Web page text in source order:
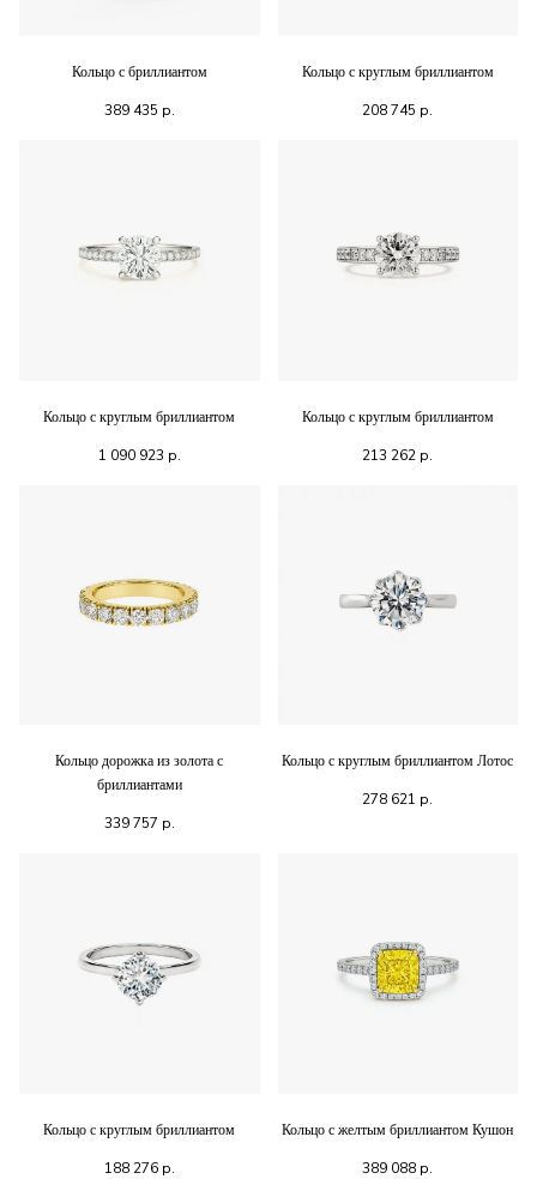
Кольцо с бриллиантом
389 435 р.
Кольцо с круглым бриллиантом
208 745 р.
Кольцо с круглым бриллиантом
1 090 923 р.
Кольцо с круглым бриллиантом
213 262 р.
Кольцо дорожка из золота с
бриллиантами
339 757 р.
Кольцо с круглым бриллиантом Лотос
278 621 р.
Кольцо с круглым бриллиантом
188 276р.
Кольцо с желтым бриллиантом Кушон
389 088 р.